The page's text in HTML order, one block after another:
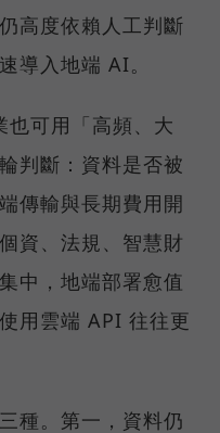
高度依賴人工判斷
導入地端 AI。
可用「高頻、大
判斷：資料是否被
傳輸與長期費用開
資、法規、智慧財
中，地端部署愈值
用雲端 API 往往更
種。第一，資料仍